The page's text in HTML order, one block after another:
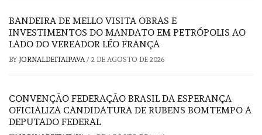
BANDEIRA DE MELLO VISITA OBRAS E
INVESTIMENTOS DO MANDATO EM PETRÓPOLIS AO
LADO DO VEREADOR LÉO FRANÇA
BY JORNALDEITAIPAVA/ 2 DE AGOSTO DE 2026
CONVENÇÃO FEDERAÇÃO BRASIL DA ESPERANÇA
OFICIALIZA CANDIDATURA DE RUBENS BOMTEMPO A
DEPUTADO FEDERAL